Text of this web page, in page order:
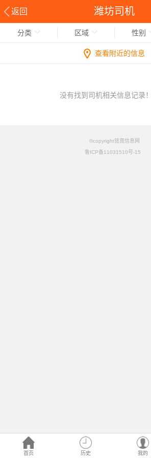
返回 潍坊司机
首页 历史 我的
分类 区域 性别
查看附近的信息
没有找到司机相关信息记录！
©copyright铭竟信息网
鲁ICP备11031510号-15